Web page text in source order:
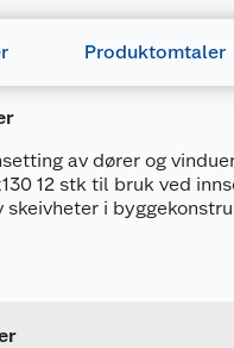
Produktomtaler
av dører og
12 stk til bruk ved
skeivheter i
artikkelnummer